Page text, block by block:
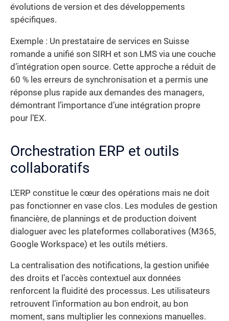
évolutions de version et des développements
spécifiques.
Exemple : Un prestataire de services en Suisse
romande a unifié son SIRH et son LMS via une couche
d’intégration open source. Cette approche a réduit de
60 % les erreurs de synchronisation et a permis une
réponse plus rapide aux demandes des managers,
démontrant l’importance d’une intégration propre
pour l’EX.
Orchestration ERP et outils
collaboratifs
L’ERP constitue le cœur des opérations mais ne doit
pas fonctionner en vase clos. Les modules de gestion
financière, de plannings et de production doivent
dialoguer avec les plateformes collaboratives (M365,
Google Workspace) et les outils métiers.
La centralisation des notifications, la gestion unifiée
des droits et l’accès contextuel aux données
renforcent la fluidité des processus. Les utilisateurs
retrouvent l’information au bon endroit, au bon
moment, sans multiplier les connexions manuelles.